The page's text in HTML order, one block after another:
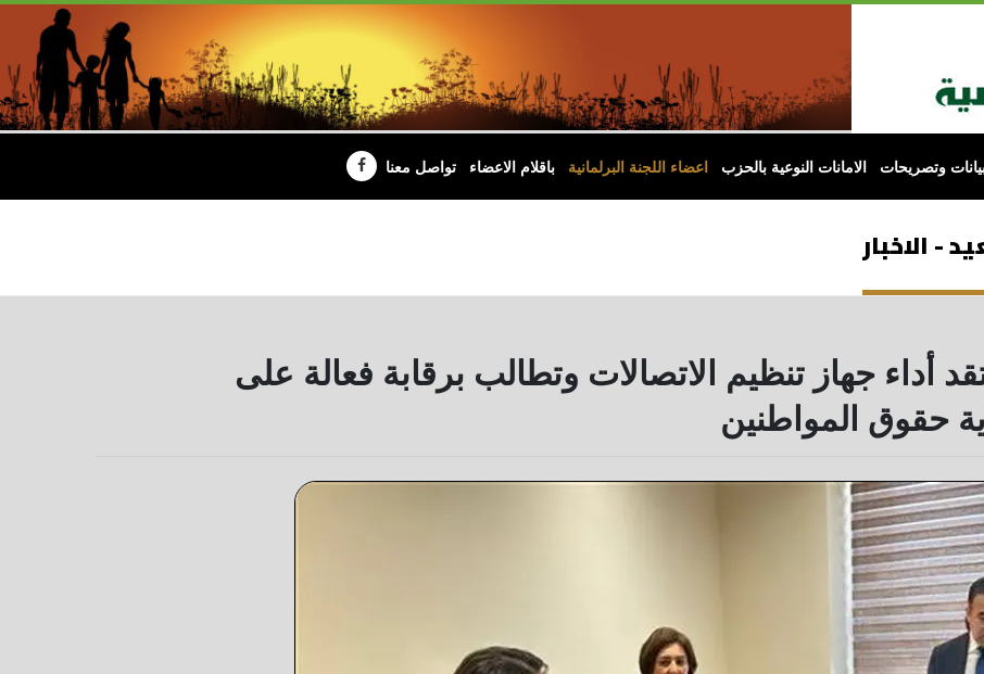
وتصريحات الامانات النوعية بالحزب اعضاء اللجنة البرلمانية باقلام الاعضاء تواصل معنا
- الاخبار
أداء جهاز تنظيم الاتصالات وتطالب برقابة فعالة على
حقوق المواطنين